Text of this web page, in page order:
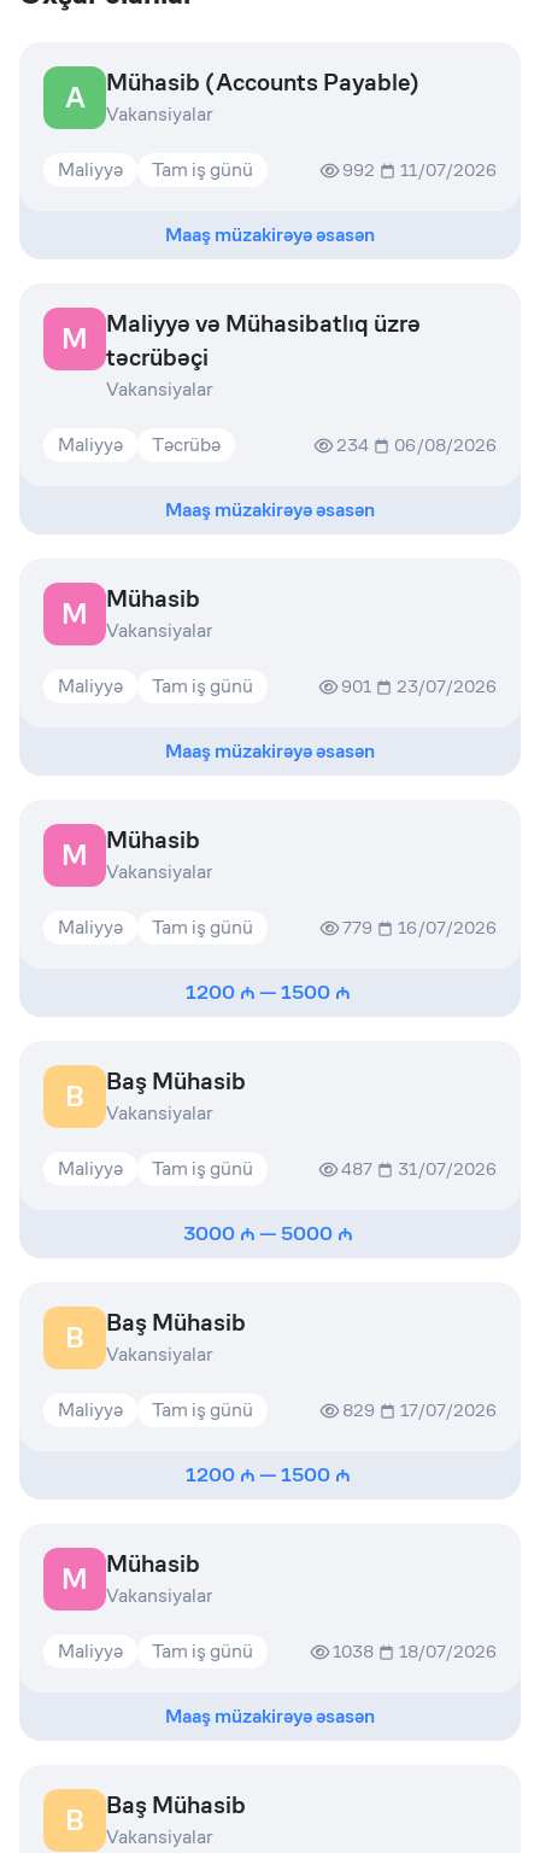
A Mühasib (Accounts Payable)
Vakansiyalar
Maliyyə Tam iş günü 992 11/07/2026
Maaş müzakirəyə əsasən
M
Maliyyə və Mühasibatlıq üzrə
təcrübəçi
Vakansiyalar
Maliyyə Təcrübə 234 06/08/2026
Maaş müzakirəyə əsasən
M Mühasib
Vakansiyalar
Maliyyə Tam iş günü 901 23/07/2026
Maaş müzakirəyə əsasən
M Mühasib
Vakansiyalar
Maliyyə Tam iş günü 779 16/07/2026
1200 —1500
B Baş Mühasib
Vakansiyalar
Maliyyə Tam iş günü 487 31/07/2026
3000 — 5000
B Baş Mühasib
Vakansiyalar
Maliyyə Tam iş günü 829 17/07/2026
1200 —1500
M Mühasib
Vakansiyalar
Maliyyə Tam iş günü 1038 18/07/2026
Maaş müzakirəyə əsasən
B Baş Mühasib
Vakansiyalar